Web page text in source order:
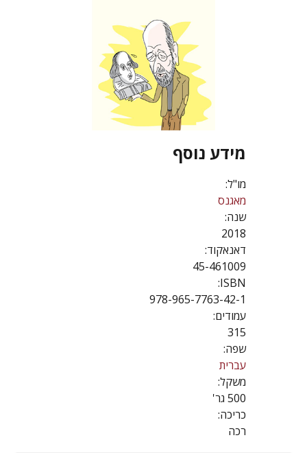
מידע נוסף
מו"ל:
מאגנס
שנה:
2018
דאנאקוד:
45-461009
ISBN:
978-965-7763-42-1
עמודים:
315
שפה:
עברית
משקל:
500 גר'
כריכה:
רכה